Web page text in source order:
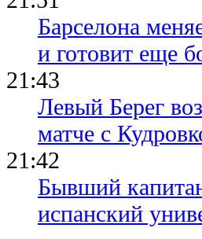
Барселона
и готовит еще
21:43
Левый Берег
матче с
21:42
Бывший
испанский